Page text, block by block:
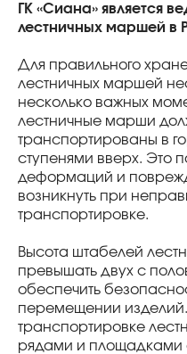
ГК «Сиана» является
лестничных маршей в
Для правильного
лестничных маршей
несколько важных
лестничные марши
транспортированы в
ступенями вверх. Это
деформаций и
возникнуть при
транспортировке.
Высота штабелей
превышать двух с
обеспечить
перемещении
транспортировке
рядами и площадками